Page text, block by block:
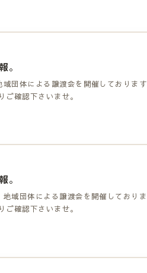
。
団体による譲渡会を開催しておりま
確認下さいませ。
。
域団体による譲渡会を開催しており
確認下さいませ。